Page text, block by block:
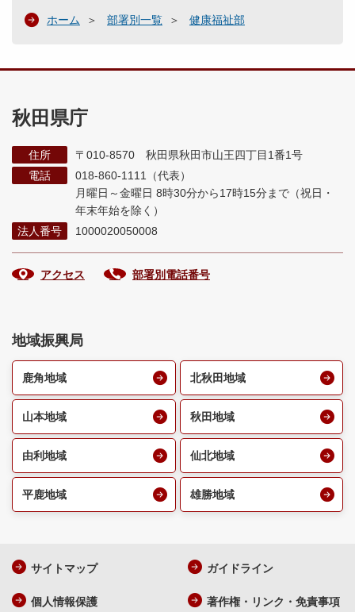
ホーム 部署別一覧 健康福祉部
秋田県庁
住所
〒010-8570 秋田県秋田市山王四丁目1番1号
電話
018-860-1111（代表）
月曜日～金曜日 8時30分から17時15分まで （祝日・
年末年始を除く）
法人番号
1000020050008
アクセス 部署別電話番号
地域振興局
鹿角地域 北秋田地域
山本地域 秋田地域
由利地域 仙北地域
平鹿地域 雄勝地域
サイトマップ ガイドライン
個人情報保護 著作権・リンク・免責事項